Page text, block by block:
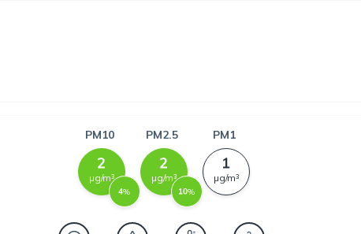
PM10
µg/m³
%
PM2.5
µg/m³
%
PM1
µg/m³